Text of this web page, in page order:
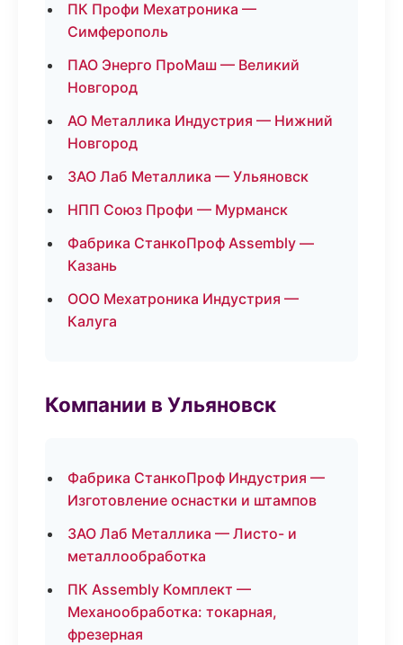
ПК Профи Мехатроника —
Симферополь
ПАО Энерго ПроМаш — Великий
Новгород
АО Металлика Индустрия — Нижний
Новгород
ЗАО Лаб Металлика — Ульяновск
НПП Союз Профи — Мурманск
Фабрика СтанкоПроф Assembly —
Казань
ООО Мехатроника Индустрия —
Калуга
Компании в Ульяновск
Фабрика СтанкоПроф Индустрия —
Изготовление оснастки и штампов
ЗАО Лаб Металлика — Листо- и
металлообработка
ПК Assembly Комплект —
Механообработка: токарная,
фрезерная